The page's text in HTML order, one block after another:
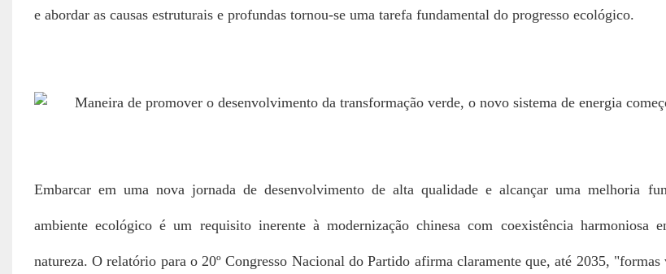
e abordar as causas estruturais e profundas tornou-se uma tarefa fundamental do progresso ecológico.
Embarcar em uma nova jornada de desenvolvimento de alta qualidade e alcançar uma melhoria
ambiente ecológico é um requisito inerente à modernização chinesa com coexistência harmoniosa
natureza. O relatório para o 20º Congresso Nacional do Partido afirma claramente que, até 2035, "formas